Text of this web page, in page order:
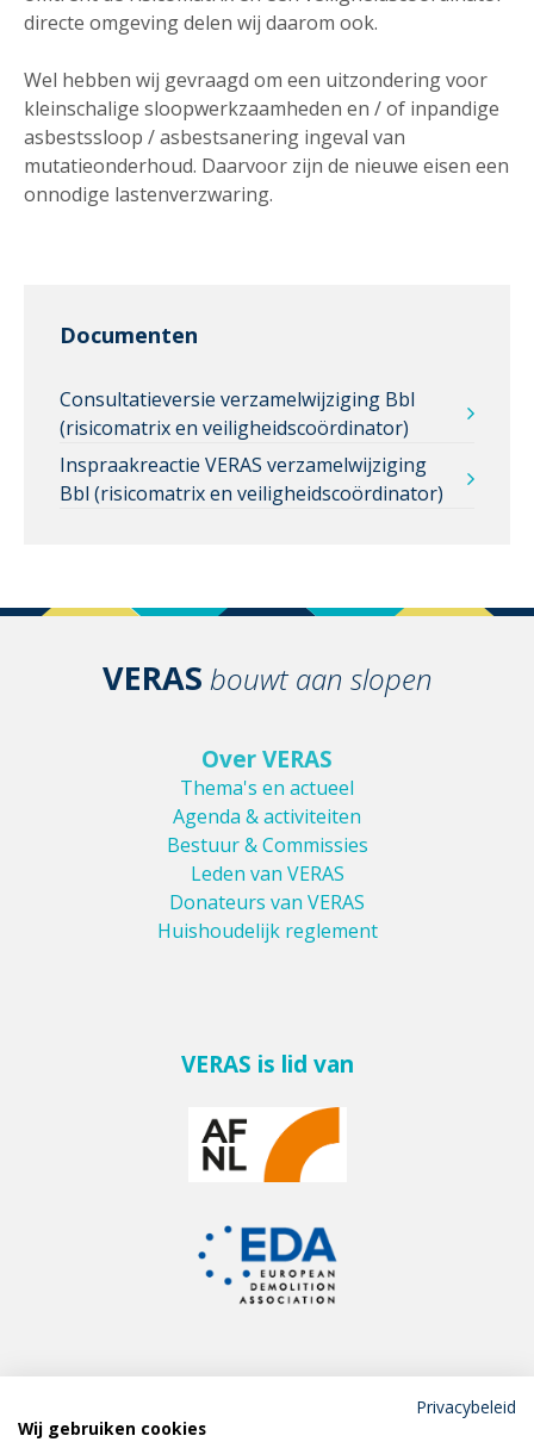
directe omgeving delen wij daarom ook.
Wel hebben wij gevraagd om een uitzondering voor
kleinschalige sloopwerkzaamheden en / of inpandige
asbestssloop / asbestsanering ingeval van
mutatieonderhoud. Daarvoor zijn de nieuwe eisen een
onnodige lastenverzwaring.
Documenten
Consultatieversie verzamelwijziging Bbl
(risicomatrix en veiligheidscoördinator)
Inspraakreactie VERAS verzamelwijziging
Bbl (risicomatrix en veiligheidscoördinator)
VERAS bouwt aan slopen
Over VERAS
Thema's en actueel
Agenda & activiteiten
Bestuur & Commissies
Leden van VERAS
Donateurs van VERAS
Huishoudelijk reglement
VERAS is lid van
Meld je aan voor de
Privacybeleid
Wij gebruiken cookies